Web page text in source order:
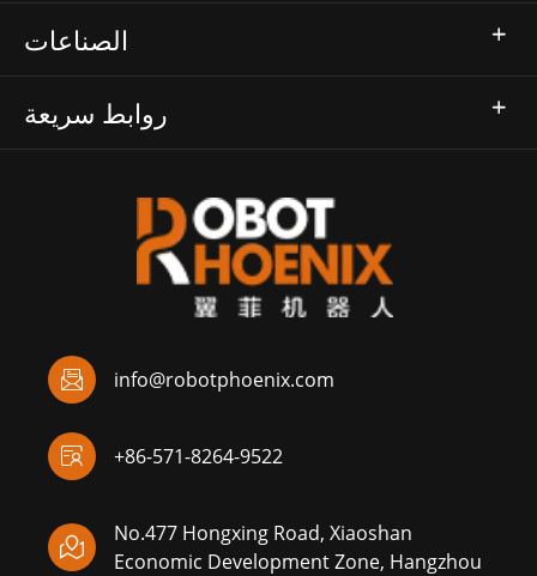
الصناعات
روابط سريعة
info@robotphoenix.com

+86-571-8264-9522


No.477 Hongxing Road, Xiaoshan
Economic Development Zone, Hangzhou